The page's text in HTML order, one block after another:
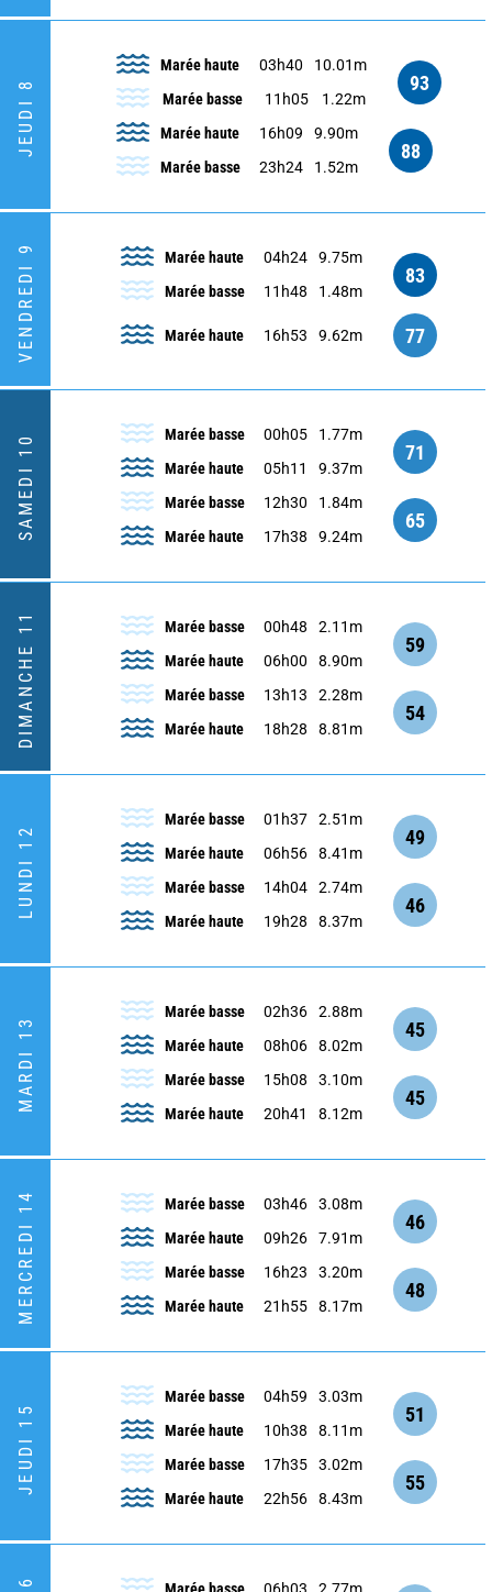
JEUDI 8
Marée haute 03h40
10.01m
Marée basse
11h05 1.22m
93
Marée haute 16h09
9.90m
Marée basse
23h24 1.52m
88
VENDREDI 9 Marée haute 04h24
9.75m
Marée basse
11h48 1.48m
83
Marée haute 16h53 9.62m 77
SAMEDI 10 Marée basse 00h05
1.77m
Marée haute
05h11 9.37m
71
Marée basse 12h30
1.84m
Marée haute
17h38 9.24m
65
DIMANCHE 11 Marée basse 00h48
2.11m
Marée haute
06h00 8.90m
59
Marée basse 13h13
2.28m
Marée haute
18h28 8.81m
54
LUNDI 12
Marée basse 01h37
2.51m
Marée haute
06h56 8.41m
49
Marée basse 14h04
2.74m
Marée haute
19h28 8.37m
46
MARDI 13
Marée basse 02h36
2.88m
Marée haute
08h06 8.02m
45
Marée basse 15h08
3.10m
Marée haute
20h41 8.12m
45
MERCREDI 14 Marée basse 03h46
3.08m
Marée haute
09h26 7.91m
46
Marée basse 16h23
3.20m
Marée haute
21h55 8.17m
48
JEUDI 15
Marée basse 04h59
3.03m
Marée haute
10h38 8.11m
51
Marée basse 17h35
3.02m
Marée haute
22h56 8.43m
55